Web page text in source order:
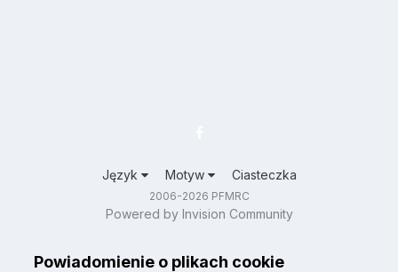
Język Motyw Ciasteczka
2006-2026 PFMRC
Powered by Invision Community
Powiadomienie o plikach cookie